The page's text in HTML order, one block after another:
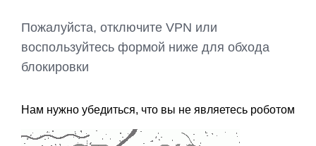
Пожалуйста, отключите VPN или
воспользуйтесь формой ниже для обхода
блокировки
Нам нужно убедиться, что вы не являетесь роботом